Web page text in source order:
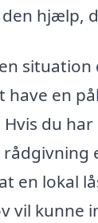
hjælp,
situation
have en
du
en lokal
vil kunne